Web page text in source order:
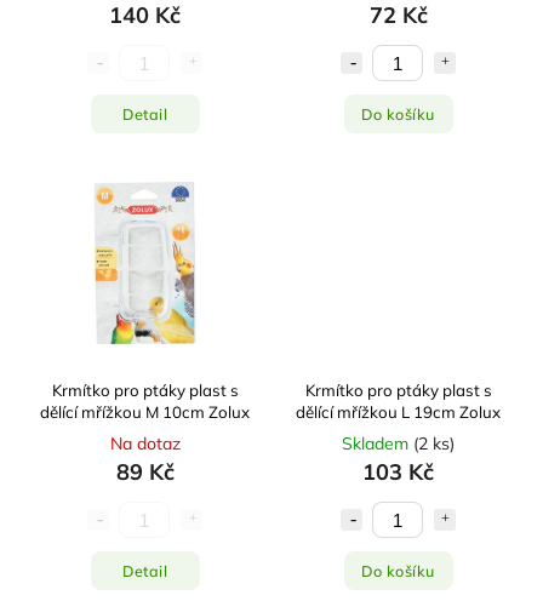
140 Kč
Detail
72 Kč
Do košíku
Krmítko pro ptáky plast s
dělící mřížkou M 10cm Zolux
Na dotaz
89 Kč
Detail
Krmítko pro ptáky plast s
dělící mřížkou L 19cm Zolux
Skladem (2 ks)
103 Kč
Do košíku